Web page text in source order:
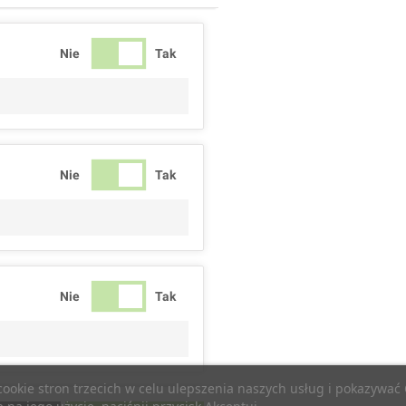
stron trzecich w celu ulepszenia naszych usług i
Nie Tak
Nie Tak
Nie Tak